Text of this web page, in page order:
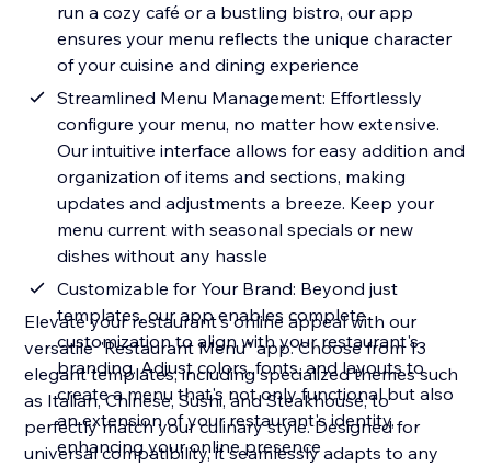
run a cozy café or a bustling bistro, our app
ensures your menu reflects the unique character
of your cuisine and dining experience
Streamlined Menu Management: Effortlessly
configure your menu, no matter how extensive.
Our intuitive interface allows for easy addition and
organization of items and sections, making
updates and adjustments a breeze. Keep your
menu current with seasonal specials or new
dishes without any hassle
Customizable for Your Brand: Beyond just
templates, our app enables complete
customization to align with your restaurant's
branding. Adjust colors, fonts, and layouts to
create a menu that's not only functional but also
an extension of your restaurant's identity,
enhancing your online presence
Elevate your restaurant's online appeal with our
versatile "Restaurant Menu" app. Choose from 13
elegant templates, including specialized themes such
as Italian, Chinese, Sushi, and Steakhouse, to
perfectly match your culinary style. Designed for
universal compatibility, it seamlessly adapts to any